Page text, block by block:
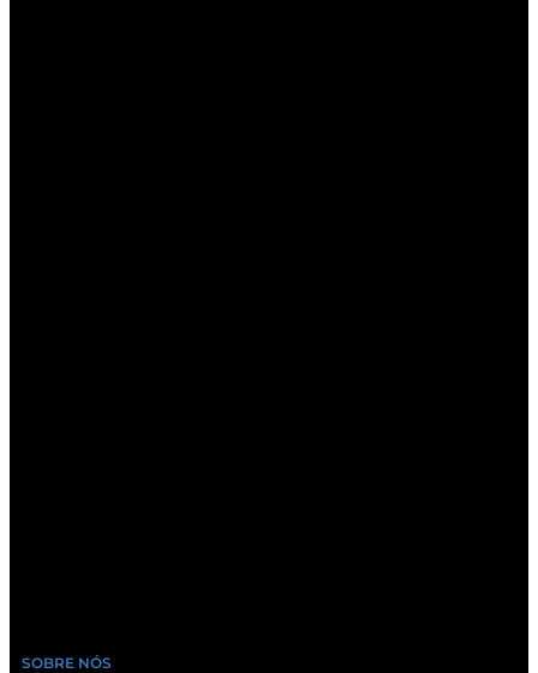
SOBRE NÓS